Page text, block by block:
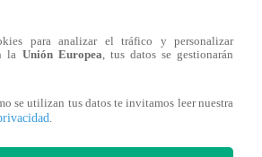
de cartas y amor que
para analizar el tráfico y personalizar
la Unión Europea, tus datos se gestionarán
se utilizan tus datos te invitamos leer nuestra
.